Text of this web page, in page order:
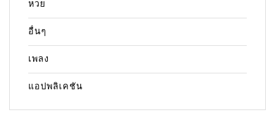
หวย
อื่นๆ
เพลง
แอปพลิเคชัน